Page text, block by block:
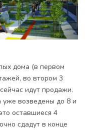
дома (в первом
во втором 3
идут продажи.
уже возведены до 8 и
оставшиеся 4
сдадут в конце